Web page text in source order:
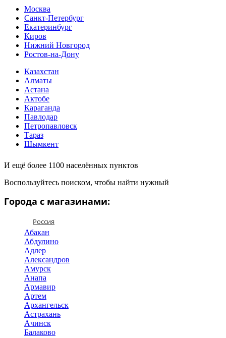
Москва
Санкт-Петербург
Екатеринбург
Киров
Нижний Новгород
Ростов-на-Дону
Казахстан
Алматы
Астана
Актобе
Караганда
Павлодар
Петропавловск
Тараз
Шымкент
И ещё более 1100 населённых пунктов
Воспользуйтесь поиском, чтобы найти нужный
Города с магазинами:
Россия
Абакан
Абдулино
Адлер
Александров
Амурск
Анапа
Армавир
Артем
Архангельск
Астрахань
Ачинск
Балаково